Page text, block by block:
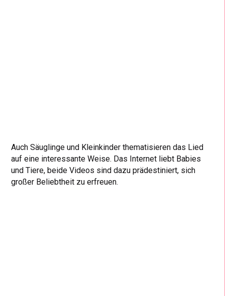
Auch Säuglinge und Kleinkinder thematisieren das Lied
auf eine interessante Weise. Das Internet liebt Babies
und Tiere, beide Videos sind dazu prädestiniert, sich
großer Beliebtheit zu erfreuen.